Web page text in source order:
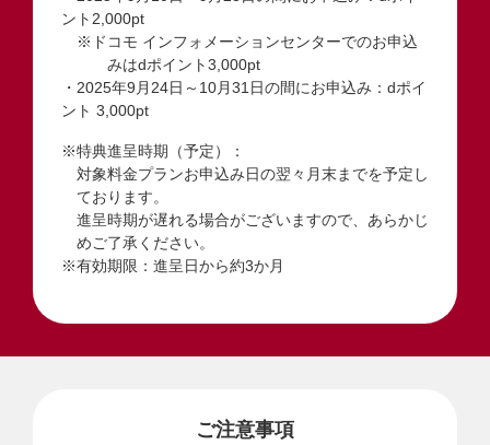
ント2,000pt
※ドコモ インフォメーションセンターでのお申込
みはdポイント3,000pt
・2025年9月24日～10月31日の間にお申込み：dポイ
ント 3,000pt
※特典進呈時期（予定）：
対象料金プランお申込み日の翌々月末までを予定し
ております。
進呈時期が遅れる場合がございますので、あらかじ
めご了承ください。
※有効期限：進呈日から約3か月
ご注意事項